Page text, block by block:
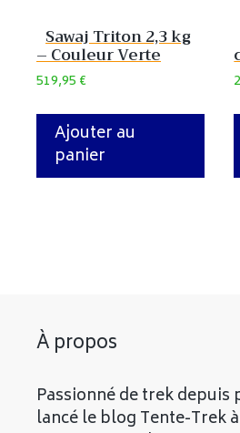
Sawaj Triton 2,3 kg
– Couleur Verte
519,95€
Ajouter au
panier
À propos
Passionné de trek depuis
lancé le blog Tente-Trek